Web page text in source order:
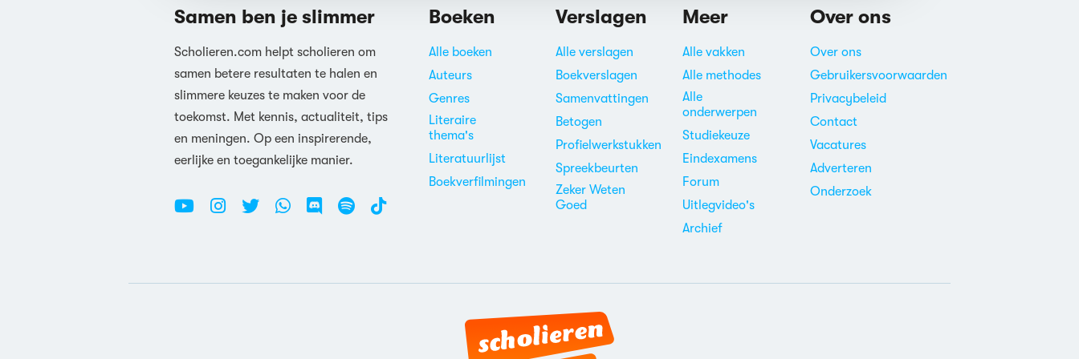
Samen ben je slimmer
Scholieren.com helpt scholieren om
samen betere resultaten te halen en
slimmere keuzes te maken voor de
toekomst. Met kennis, actualiteit, tips
en meningen. Op een inspirerende,
eerlijke en toegankelijke manier.
Boeken
Alle boeken
Auteurs
Genres
Literaire
thema's
Literatuurlijst
Boekverfilmingen
Verslagen
Alle verslagen
Boekverslagen
Samenvattingen
Betogen
Profielwerkstukken
Spreekbeurten
Zeker Weten
Goed
Meer
Alle vakken
Alle methodes
Alle
onderwerpen
Studiekeuze
Eindexamens
Forum
Uitlegvideo's
Archief
Over ons
Over ons
Gebruikersvoorwaarden
Privacybeleid
Contact
Vacatures
Adverteren
Onderzoek